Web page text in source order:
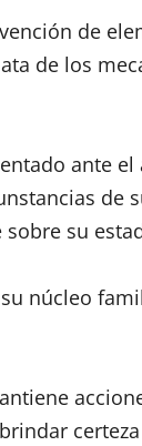
de
de los
ante
de
su
núcleo